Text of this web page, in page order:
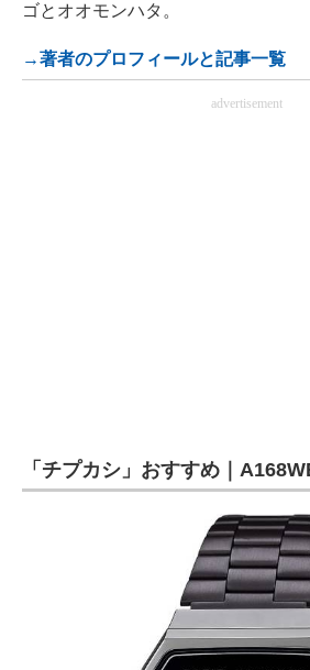
ゴとオオモンハタ。
→著者のプロフィールと記事一覧
advertisement
「チプカシ」おすすめ｜